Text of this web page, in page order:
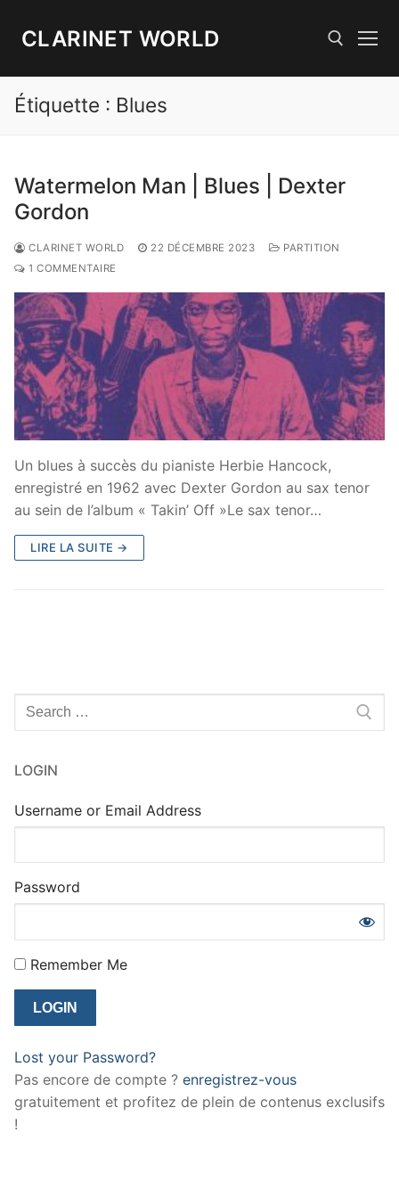
CLARINET WORLD
Étiquette : Blues
Watermelon Man | Blues | Dexter
Gordon
CLARINET WORLD 22 DÉCEMBRE 2023
PARTITION
1 COMMENTAIRE
Un blues à succès du pianiste Herbie Hancock,
enregistré en 1962 avec Dexter Gordon au sax tenor
au sein de l’album « Takin’ Off »Le sax tenor…
LIRE LA SUITE →
Rechercher
:
LOGIN
Username or Email Address
Password
Remember Me
Lost your Password?
Pas encore de compte ? enregistrez-vous
gratuitement et profitez de plein de contenus exclusifs
!